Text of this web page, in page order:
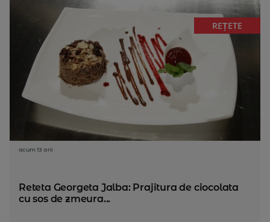
REȚETE
acum 13 ani
Reteta Georgeta Jalba: Prajitura de ciocolata
cu sos de zmeura...